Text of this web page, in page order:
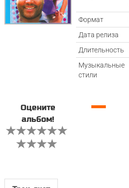
Формат
Дата релиза
Длительность
Музыкальные
стили
Оцените
альбом!
—